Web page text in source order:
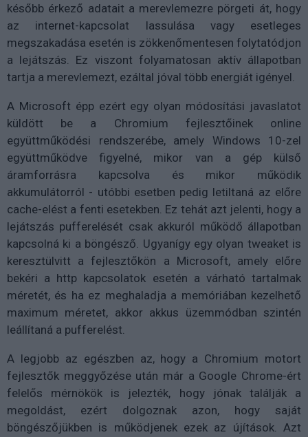
később érkező adatait a merevlemezre pörgeti át, hogy
az internet-kapcsolat lassulása vagy esetleges
megszakadása esetén is zökkenőmentesen folytatódjon
a lejátszás. Ez viszont folyamatosan aktív állapotban
tartja a merevlemezt, ezáltal jóval több energiát igényel.
A Microsoft épp ezért egy olyan módosítási javaslatot
küldött be a Chromium fejlesztőinek online
együttműködési rendszerébe, amely Windows 10-zel
együttműködve figyelné, mikor van a gép külső
áramforrásra kapcsolva és mikor működik
akkumulátorról - utóbbi esetben pedig letiltaná az előre
cache-elést a fenti esetekben. Ez tehát azt jelenti, hogy a
lejátszás pufferelését csak akkuról működő állapotban
kapcsolná ki a böngésző. Ugyanígy egy olyan tweaket is
keresztülvitt a fejlesztőkön a Microsoft, amely előre
bekéri a http kapcsolatok esetén a várható tartalmak
méretét, és ha ez meghaladja a memóriában kezelhető
maximum méretet, akkor akkus üzemmódban szintén
leállítaná a pufferelést.
A legjobb az egészben az, hogy a Chromium motort
fejlesztők meggyőzése után már a Google Chrome-ért
felelős mérnökök is jelezték, hogy jónak találják a
megoldást, ezért dolgoznak azon, hogy saját
böngészőjükben is működjenek ezek az újítások. Azt